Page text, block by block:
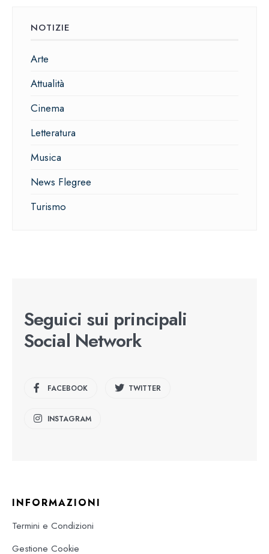
NOTIZIE
Arte
Attualità
Cinema
Letteratura
Musica
News Flegree
Turismo
Seguici sui principali
Social Network
FACEBOOK TWITTER
INSTAGRAM
INFORMAZIONI
Termini e Condizioni
Gestione Cookie